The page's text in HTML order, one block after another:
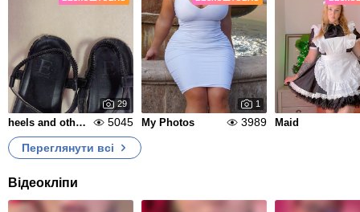
29
heels and other shoes 5045
1
My Photos 3989 Maid
Переглянути всі
Відеокліпи